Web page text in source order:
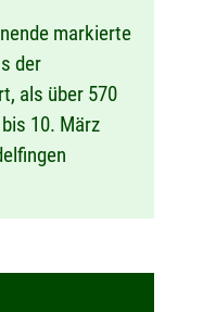
markierte
der
als über 570
10. März